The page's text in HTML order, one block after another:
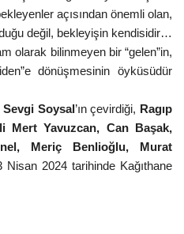
açısından önemli olan,
değil, bekleyişin kendisidir…
olarak bilinmeyen bir “gelen”in,
dönüşmesinin öyküsüdür
Sevgi Soysal ’ın çevirdiği, Ragıp
Mert Yavuzcan, Can Başak,
Meriç Benlioğlu, Murat
Nisan 2024 tarihinde Kağıthane